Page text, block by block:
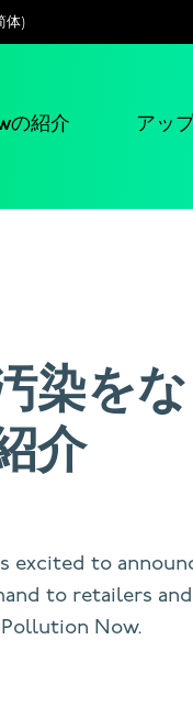
体)
の紹介 アッ
染をな
介
excited to
to retailers
Now.